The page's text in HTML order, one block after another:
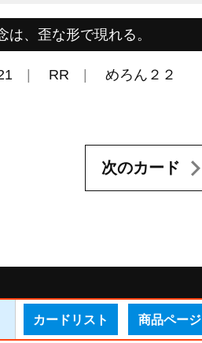
は、歪な形で現れる。
RR めろん２２
次のカード
カードリスト 商品ページ